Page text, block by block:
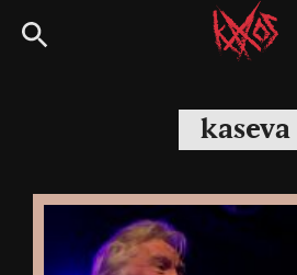
Siirry
suoraan
Kaaoszine
kaseva